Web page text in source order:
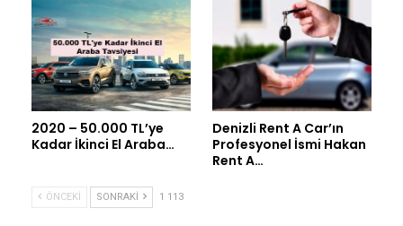
2020 – 50.000 TL’ye
Kadar İkinci El Araba…
Denizli Rent A Car’ın
Profesyonel İsmi Hakan
Rent A…
ÖNCEKI SONRAKI 1 113